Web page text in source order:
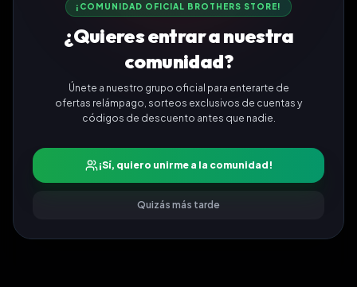
¡COMUNIDAD OFICIAL BROTHERS STORE!
¿Quieres entrar a nuestra
comunidad?
Únete a nuestro grupo oficial para enterarte de
ofertas relámpago, sorteos exclusivos de cuentas y
códigos de descuento antes que nadie.
¡Sí, quiero unirme a la comunidad!
Quizás más tarde